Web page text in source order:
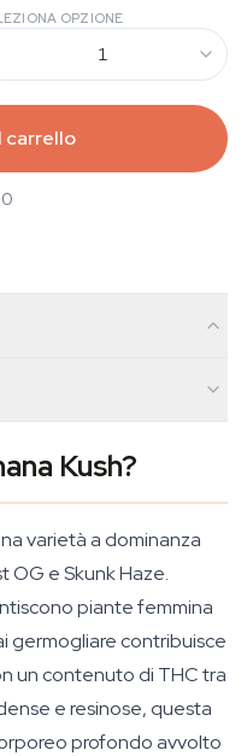
OPZIONE
1
carrello
Kush?
varietà a dominanza
OG e Skunk Haze.
piante femmina
germogliare contribuisce
un contenuto di THC tra
e resinose, questa
profondo avvolto